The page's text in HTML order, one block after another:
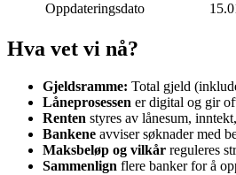
Oppdateringsdato
Hva vet vi nå?
Gjeldsramme: Total gjeld
Låneprosessen er digital og gir
Renten styres av lånesum,
Bankene avviser søknader med
Maksbeløp og vilkår reguleres
Sammenlign flere banker for å